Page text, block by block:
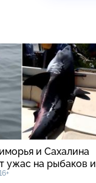
и Сахалина
ужас на рыбаков и